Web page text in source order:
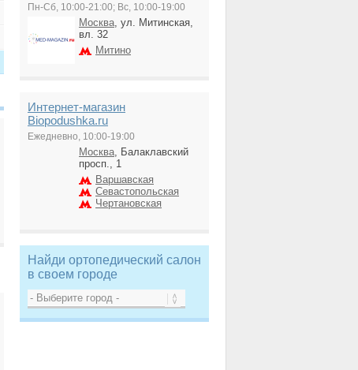
Пн-Сб, 10:00-21:00; Вс, 10:00-19:00
Москва, ул. Митинская,
вл. 32
Митино
Интернет-магазин
Biopodushka.ru
Ежедневно, 10:00-19:00
Москва, Балаклавский
просп., 1
Варшавская
Севастопольская
Чертановская
Найди ортопедический салон
в своем городе